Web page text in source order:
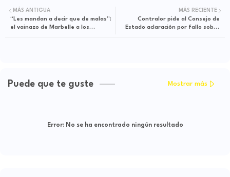
MÁS RECIENTE
Contralor pide al Consejo de
Estado aclaración por fallo sobre
MÁS ANTIGUA
“Les mandan a decir que de malas”:
el vainazo de Marbelle a los
Puede que te guste Mostrar más
Error:No se ha encontrado ningún resultado